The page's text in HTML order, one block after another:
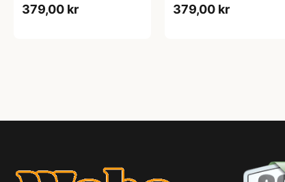
379,00 kr 379,00 kr